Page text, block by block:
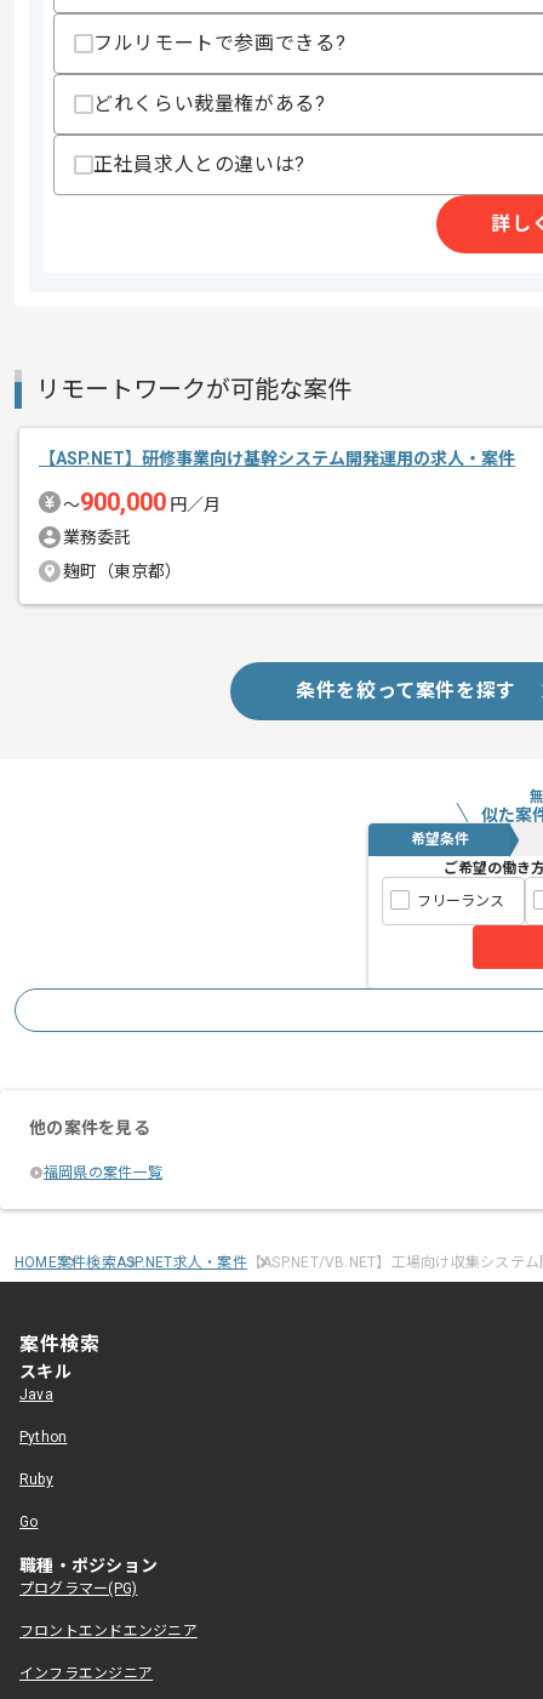
精算・お支払い
精算条件
メント
工場向け収集システム開発案件です。
現行世代のライン収集システムを新世
フルリモートで参画できる?
どれくらい裁量権がある?
正社員求人との違いは?
詳し
リモートワークが可能な案件
【ASP.NET】研修事業向け基幹システム開発運用の求人・案件
〜900,000 円／月
業務委託
麹町（東京都）
条件を絞って案件を探す
似た案
希望条件
ご希望の働き
フリーランス
他の案件を見る
福岡県の案件一覧
HOME案件検索ASP.NET求人・案件【ASP.NET/VB.NET】工場向け収集システ
案件検索
スキル
Java
Python
Ruby
Go
職種・ポジション
プログラマー(PG)
フロントエンドエンジニア
インフラエンジニア